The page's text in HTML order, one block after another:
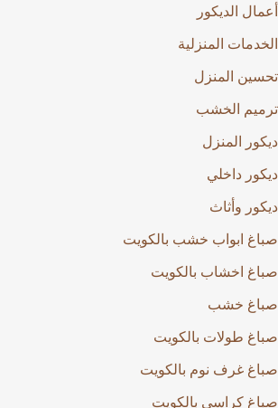
أعمال الديكور
الخدمات المنزلية
تحسين المنزل
ترميم الخشب
ديكور المنزل
ديكور داخلي
ديكور وأثاث
صباغ ابواب خشب بالكويت
صباغ اخشاب بالكويت
صباغ خشب
صباغ طولات بالكويت
صباغ غرف نوم بالكويت
صباغ كراسي بالكويت